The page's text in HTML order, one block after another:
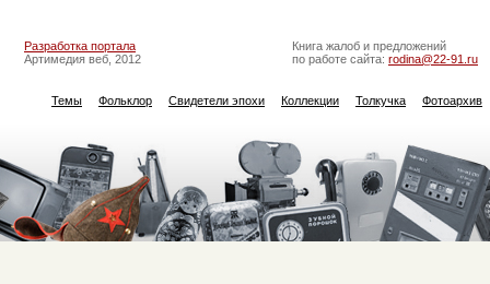
Разработка портала
Артимедия веб, 2012
Книга жалоб и предложений
по работе сайта: rodina@22-91.ru
Темы Фольклор Свидетели эпохи Коллекции Толкучка Фотоархив